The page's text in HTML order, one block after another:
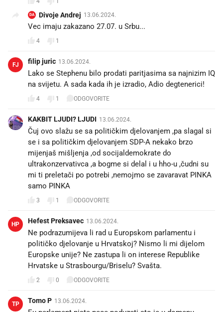
DA Divoje Andrej 13.06.2024.
Vec imaju zakazano 27.07. u Srbu...
4 1
FJ filip juric 13.06.2024.
Lako se Stephenu bilo prodati paritjasima sa najnizim IQ
na svijetu. A sada kada ih je izradio, Adio degtenerici!
4 1 ODGOVORITE
KAKBIT LJUDI? LJUDI 13.06.2024.
Čuj ovo slažu se sa političkim djelovanjem ,pa slagal si
se i sa političkim djelovanjem SDP-A nekako brzo
mijenjaš mišljenja ,od socijaldemokrate do
ultrakonzervativca ,a bogme si delal i u hho-u ,čudni su
mi ti preletači po potrebi ,nemojmo se zavaravat PINKA
samo PINKA
3 1 ODGOVORITE
HP Hefest Preksavec 13.06.2024.
Ne podrazumijeva li rad u Europskom parlamentu i
političko djelovanje u Hrvatskoj? Nismo li mi dijelom
Europske unije? Ne zastupa li on interese Republike
Hrvatske u Strasbourgu/Briselu? Svašta.
2 0 ODGOVORITE
TP Tomo P 13.06.2024.